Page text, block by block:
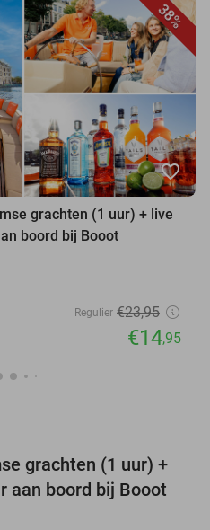
38%
favorite_border
grachten (1 uur) + live
boord bij Booot
Regulier €23,95
€14,95
38%
grachten (1 uur) +
aan boord bij Booot